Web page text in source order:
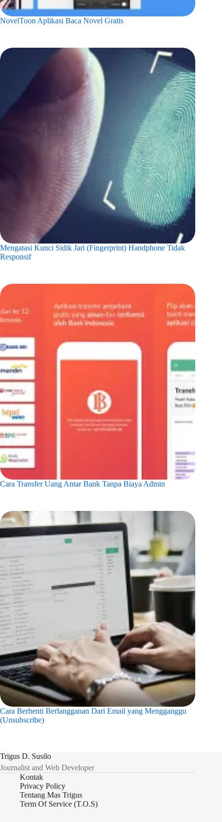
NovelToon Aplikasi Baca Novel Gratis
Mengatasi Kunci Sidik Jari (Fingerprint) Handphone Tidak
Responsif
Cara Transfer Uang Antar Bank Tanpa Biaya Admin
Cara Berhenti Berlangganan Dari Email yang Mengganggu
(Unsubscribe)
Trigus D. Susilo
Journalist and Web Developer
Kontak
Privacy Policy
Tentang Mas Trigus
Term Of Service (T.O.S)